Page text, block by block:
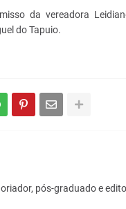
da vereadora
do Tapuio.
pós-graduado e